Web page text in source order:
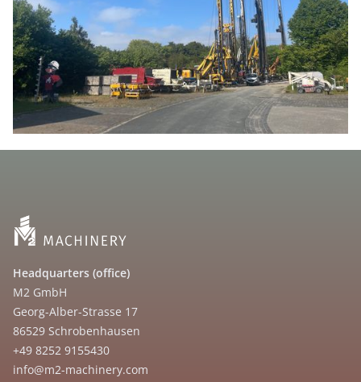
Headquarters (office)
M2 GmbH
Georg-Alber-Strasse 17
86529 Schrobenhausen
+49 8252 9155430
info@m2-machinery.com